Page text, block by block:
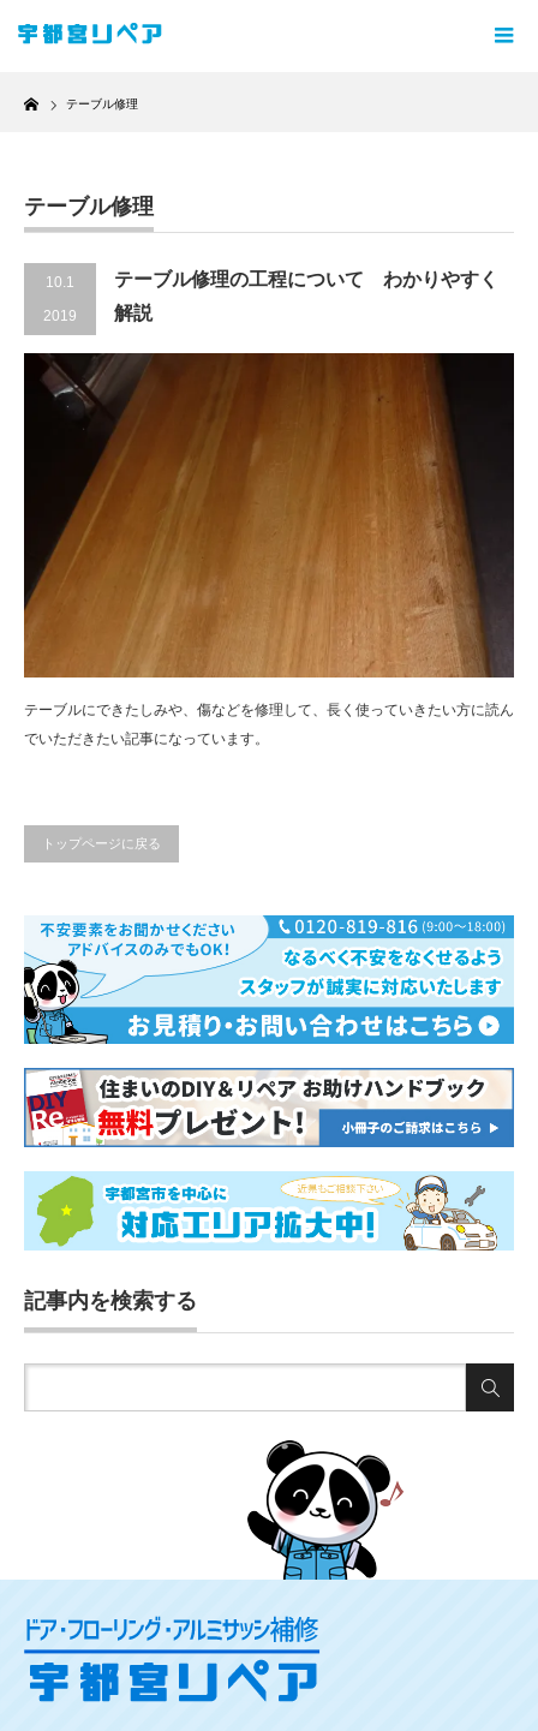
Home
テーブル修理
テーブル修理
10.1
2019
テーブル修理の工程について わかりやすく
解説
テーブルにできたしみや、傷などを修理して、長く使っていきたい方に読ん
でいただきたい記事になっています。
トップページに戻る
記事内を検索する